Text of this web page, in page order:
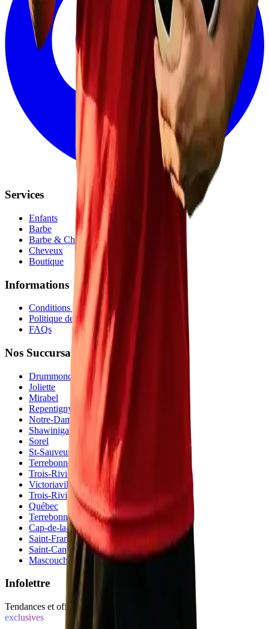
Services
Enfants
Barbe
Barbe & Cheveux
Cheveux
Boutique
Informations
Conditions générales
Politique de confidentialité
FAQs
Nos Succursales
Drummondville
Joliette
Mirabel
Repentigny
Notre-Dame des Prairies
Shawinigan
Sorel
St-Sauveur
Terrebonne
Trois-Rivières Centre
Victoriaville
Trois-Rivières Aubuchon
Québec
Terrebonne Bd des Seigneurs
Cap-de-la-Madeleine
Saint-Francois
Saint-Canut
Mascouche
Infolettre
Tendances et offres
exclusives